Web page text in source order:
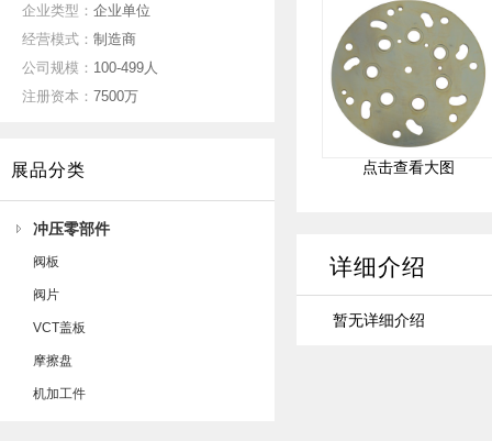
企业类型： 企业单位
经营模式： 制造商
公司规模： 100-499人
注册资本： 7500万
展品分类
冲压零部件
阀板
阀片
VCT盖板
摩擦盘
机加工件
点击查看大图
详细介绍
暂无详细介绍